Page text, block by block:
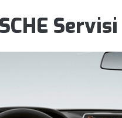
Servisi